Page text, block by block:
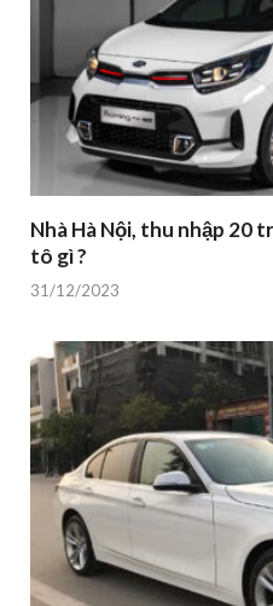
Nhà Hà Nội, thu nhập 20
tô gì ?
31/12/2023